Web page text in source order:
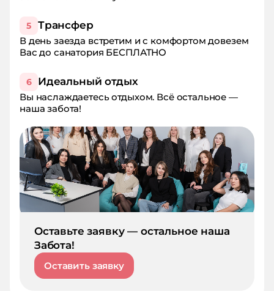
овощей и фруктов, хотя отдыхала в
самый сезон. Эти минусы хотя и
вызывали досаду, но общее
испортили, поэтому приеду сюда
снова, и обязательно буду
рекомендовать санаторий Ширак
знакомым!
5 Трансфер
В день заезда встретим и с комфортом довезем
Вас до санатория БЕСПЛАТНО
6 Идеальный отдых
Вы наслаждаетесь отдыхом. Всё остальное —
наша забота!
Оставьте заявку — остальное наша
Забота!
Оставить заявку